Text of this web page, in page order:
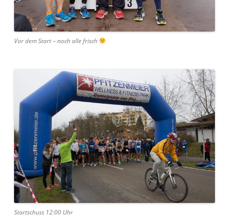
Vor dem Start – noch alle frisch
Startschuss 12:00 Uhr